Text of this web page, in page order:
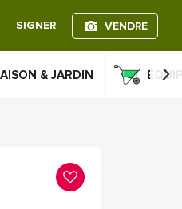
SIGNER VENDRE
& JARDIN ›